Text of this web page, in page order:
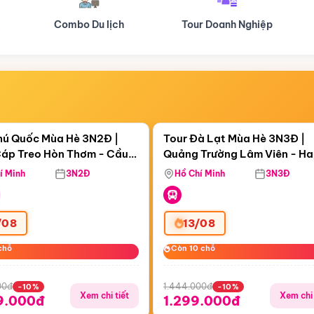
Tour Doanh Nghiệp Du lịch Hành Hương
10:15:28
Treo Hòn Thơm
Quốc Mùa Hè 3N2Đ |
Treo Hòn Thơm - Cầu
Viên Nước Aquatopia
Minh 3N2Đ
-10%
Xem chi tiết
Còn05 ngày 10:15:28
Tour Đà Lạt Mùa Hè 3N3Đ |
Quảng Trường Lâm Viên -
Hill - Puppy Farm
Hồ Chí Minh 3N3Đ
13/08
Còn 10 chỗ
Còn 10 chỗ
1.444.000đ -10%
1.299.000đ Xem